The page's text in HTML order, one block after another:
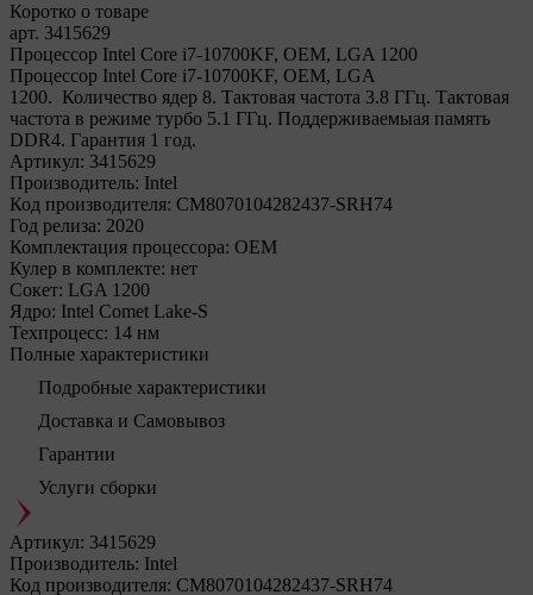
Коротко о товаре
арт. 3415629
Процессор Intel Core i7-10700KF, OEM, LGA 1200
Процессор Intel Core i7-10700KF, OEM, LGA
1200. Количество ядер 8. Тактовая частота 3.8 ГГц. Тактовая
частота в режиме турбо 5.1 ГГц. Поддерживаемыая память
DDR4. Гарантия 1 год.
Артикул: 3415629
Производитель: Intel
Код производителя: CM8070104282437-SRH74
Год релиза: 2020
Комплектация процессора: OEM
Кулер в комплекте: нет
Сокет: LGA 1200
Ядро: Intel Comet Lake-S
Техпроцесс: 14 нм
Полные характеристики
Подробные характеристики
Доставка и Самовывоз
Гарантии
Услуги сборки
Артикул: 3415629
Производитель: Intel
Код производителя: CM8070104282437-SRH74